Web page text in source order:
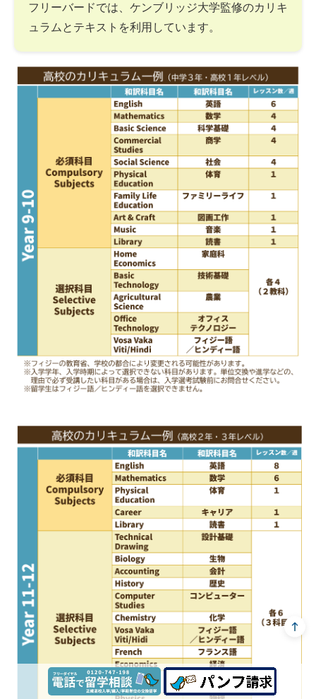
フリーバードでは、ケンブリッジ大学監修のカリキ
ュラムとテキストを利用しています。